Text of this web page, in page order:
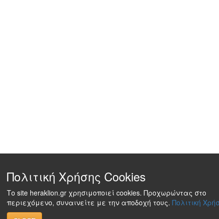
Πολιτική Χρήσης Cookies
Το site heraklion.gr χρησιμοποιεί cookies. Προχωρώντας στο
περιεχόμενο, συναινείτε με την αποδοχή τους. Πολιτική